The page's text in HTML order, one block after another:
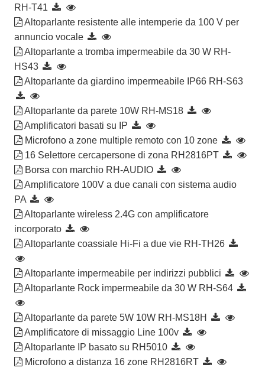
RH-T41
Altoparlante resistente alle intemperie da 100 V per
annuncio vocale
Altoparlante a tromba impermeabile da 30 W RH-
HS43
Altoparlante da giardino impermeabile IP66 RH-S63
Altoparlante da parete 10W RH-MS18
Amplificatori basati su IP
Microfono a zone multiple remoto con 10 zone
16 Selettore cercapersone di zona RH2816PT
Borsa con marchio RH-AUDIO
Amplificatore 100V a due canali con sistema audio
PA
Altoparlante wireless 2.4G con amplificatore
incorporato
Altoparlante coassiale Hi-Fi a due vie RH-TH26
Altoparlante impermeabile per indirizzi pubblici
Altoparlante Rock impermeabile da 30 W RH-S64
Altoparlante da parete 5W 10W RH-MS18H
Amplificatore di missaggio Line 100v
Altoparlante IP basato su RH5010
Microfono a distanza 16 zone RH2816RT